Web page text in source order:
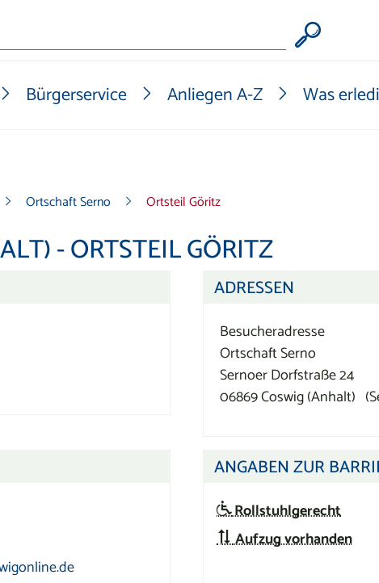
Bürgerservice Anliegen A-Z Was
Ortschaft Serno Ortsteil Göritz
- ORTSTEIL GÖRITZ
ADRESSEN
Besucheradresse
Ortschaft Serno
Sernoer Dorfstraße 24
06869Coswig (Anhalt)
ANGABEN ZUR
Rollstuhlgerecht
Aufzug vorhanden